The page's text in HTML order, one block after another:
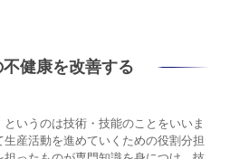
不健康を改善する
いうのは技術・技能のことをいいま
産活動を進めていくための役割分担